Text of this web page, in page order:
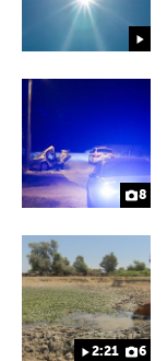
8
2:21 6